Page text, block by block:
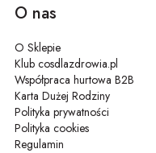
O nas
O Sklepie
Klub cosdlazdrowia.pl
Współpraca hurtowa B2B
Karta Dużej Rodziny
Polityka prywatności
Polityka cookies
Regulamin